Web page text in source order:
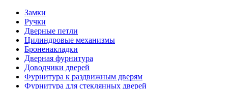
Замки
Ручки
Дверные петли
Цилиндровые механизмы
Броненакладки
Дверная фурнитура
Доводчики дверей
Фурнитура к раздвижным дверям
Фурнитура для стеклянных дверей